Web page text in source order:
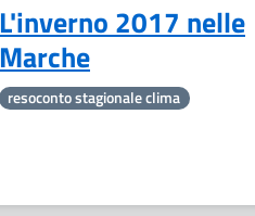
L'inverno 2017 nelle
Marche
resoconto stagionale clima